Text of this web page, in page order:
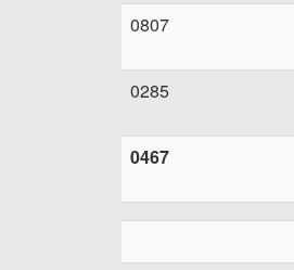
0807
0285
0467